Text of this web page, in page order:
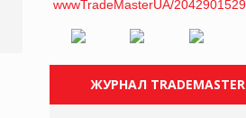
ЖУРНАЛ TRADEMASTER